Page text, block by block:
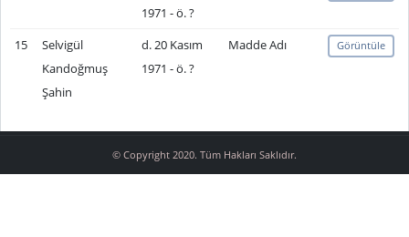
1971 - ö. ?
15
Selvigül
Kandoğmuş
Şahin
d. 20 Kasım
1971 - ö. ?
Madde Adı Görüntüle
© Copyright 2020. Tüm Hakları Saklıdır.